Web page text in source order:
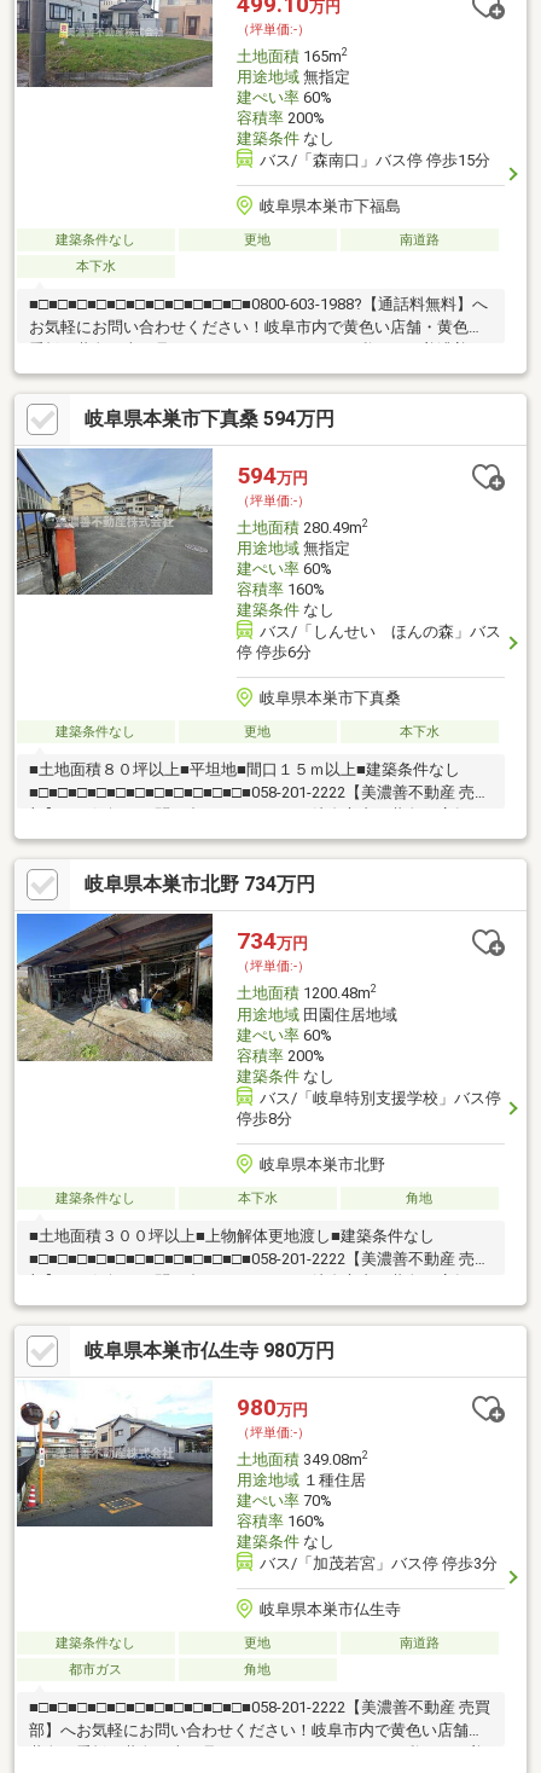
万円
（坪単価:-）
土地面積165m2
用途地域無指定
建ぺい率60%
容積率200%
建築条件なし
バス/「森南口」バス停 停歩15分
岐阜県本巣市下福島
建築条件なし 更地
南道路
本下水
■□■□■□■□■□■□■□■□■□■□■□■0800-603-1988?【通話料無料】へ
お気軽にお問い合わせください！岐阜市内で黄色い店舗・黄色い
動産です！岐阜を知っている岐阜の不動産エキスパート！土地探
しも住まい探しも建築も不動産のことならお任せ下さい。■売買
保有物件1000件以上！
岐阜県本巣市下真桑 594万円
594万円
（坪単価:-）
土地面積280.49m2
用途地域無指定
建ぺい率60%
容積率160%
建築条件なし
バス/「しんせい ほんの森」バス
停 停歩6分
岐阜県本巣市下真桑
建築条件なし 更地 本下水
■土地面積８０坪以上■平坦地■間口１５ｍ以上■建築条件なし
■□■□■□■□■□■□■□■□■□■□■□■058-201-2222【美濃善不動産 売買
黄色い看板・黄色い車を見かけたことありませんか。私たちが美
濃善不動産です！岐阜を知っている岐阜の不動産エキスパート！
土地探しも住まい探しも建築も不動産のことならお任せ下さい。
■売買保有物件1000件以上！
岐阜県本巣市北野 734万円
734万円
（坪単価:-）
土地面積1200.48m2
用途地域田園住居地域
建ぺい率60%
容積率200%
建築条件なし
バス/「岐阜特別支援学校」バス停
停歩8分
岐阜県本巣市北野
建築条件なし 本下水 角地
■土地面積３００坪以上■上物解体更地渡し■建築条件なし
■□■□■□■□■□■□■□■□■□■□■□■058-201-2222【美濃善不動産 売買
部】へお気軽にお問い合わせください！岐阜市内で黄色い店舗・
黄色い看板・黄色い車を見かけたことありませんか。私たちが美
濃善不動産です！岐阜を知っている岐阜の不動産エキスパート！
土地探しも住まい探しも建築も不動産のことならお任せ下さい。
■売買保有物件1000件以上！
岐阜県本巣市仏生寺 980万円
980万円
（坪単価:-）
土地面積349.08m2
用途地域１種住居
建ぺい率70%
容積率160%
建築条件なし
バス/「加茂若宮」バス停 停歩3分
岐阜県本巣市仏生寺
建築条件なし 更地
南道路
都市ガス
角地
■□■□■□■□■□■□■□■□■□■□■□■058-201-2222【美濃善不動産 売買
部】へお気軽にお問い合わせください！岐阜市内で黄色い店舗・